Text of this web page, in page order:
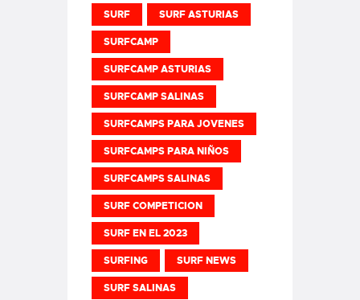
SURF SURF ASTURIAS
SURFCAMP
SURFCAMP ASTURIAS
SURFCAMP SALINAS
SURFCAMPS PARA JOVENES
SURFCAMPS PARA NIÑOS
SURFCAMPS SALINAS
SURF COMPETICION
SURF EN EL 2023
SURFING SURF NEWS
SURF SALINAS